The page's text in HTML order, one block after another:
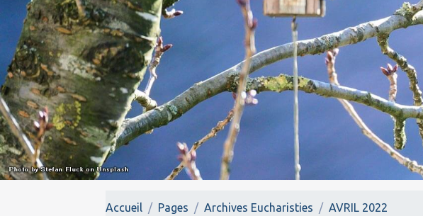
Accueil Pages Archives Eucharisties
AVRIL 2022